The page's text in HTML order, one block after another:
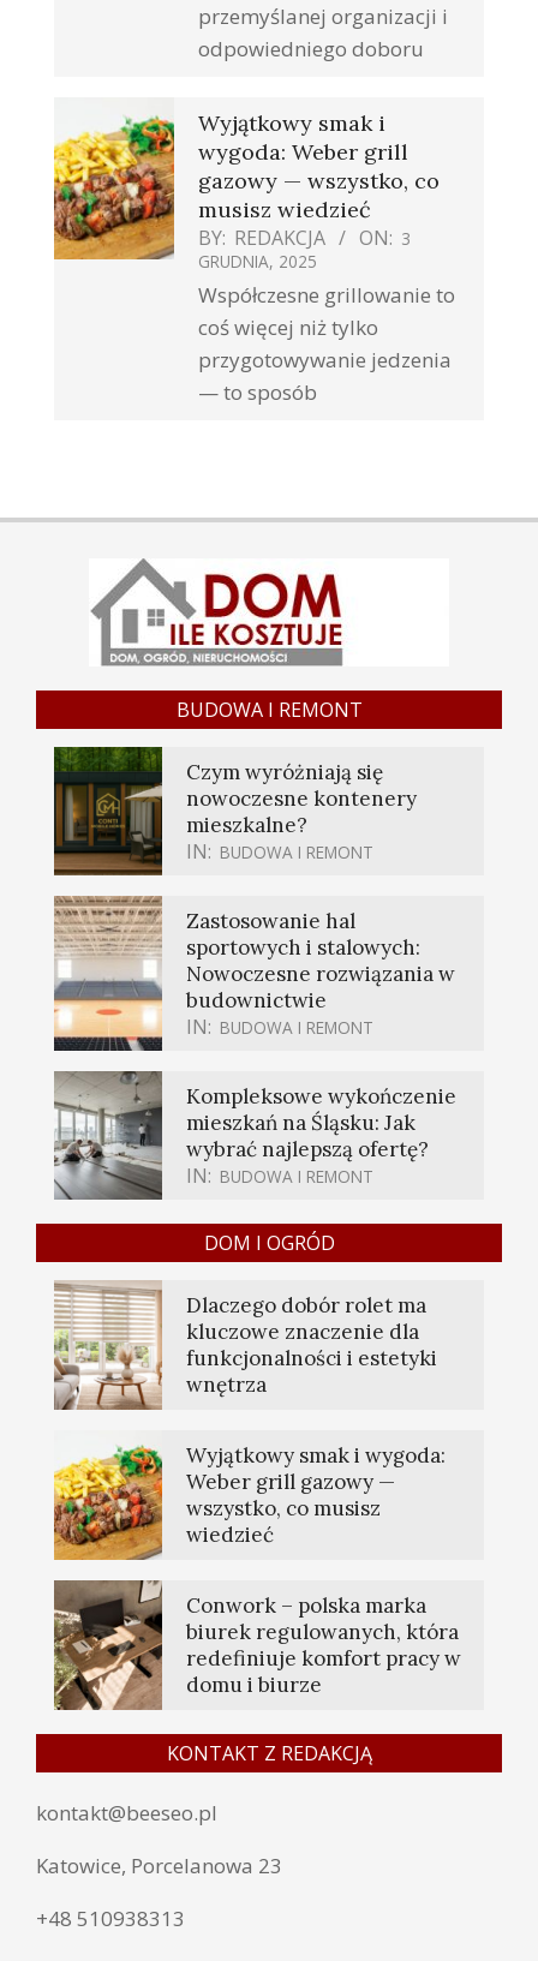
przemyślanej organizacji i
odpowiedniego doboru
Wyjątkowy smak i
wygoda: Weber grill
gazowy — wszystko, co
musisz wiedzieć
BY: REDAKCJA ON: 3
GRUDNIA, 2025
Współczesne grillowanie to
coś więcej niż tylko
przygotowywanie jedzenia
— to sposób
BUDOWA I REMONT
Czym wyróżniają się
nowoczesne kontenery
mieszkalne?
IN: BUDOWA I REMONT
Zastosowanie hal
sportowych i stalowych:
Nowoczesne rozwiązania w
budownictwie
IN: BUDOWA I REMONT
Kompleksowe wykończenie
mieszkań na Śląsku: Jak
wybrać najlepszą ofertę?
IN: BUDOWA I REMONT
DOM I OGRÓD
Dlaczego dobór rolet ma
kluczowe znaczenie dla
funkcjonalności i estetyki
wnętrza
Wyjątkowy smak i wygoda:
Weber grill gazowy —
wszystko, co musisz
wiedzieć
Conwork – polska marka
biurek regulowanych, która
redefiniuje komfort pracy w
domu i biurze
KONTAKT Z REDAKCJĄ
kontakt@beeseo.pl
Katowice, Porcelanowa 23
+48 510938313